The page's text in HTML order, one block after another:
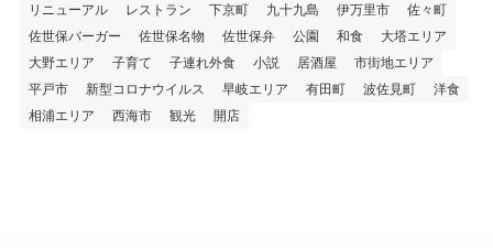
リニューアル
レストラン 下京町 九十九島 伊万里市
佐々町
佐世保バーガー
佐世保名物 佐世保弁 公園 和食
大塔エリア
大野エリア
子育て 子連れ外食 小説 居酒屋
市街地エリア
平戸市
新型コロナウイルス 早岐エリア 有田町 波佐見町
洋食
相浦エリア
西海市 観光 開店